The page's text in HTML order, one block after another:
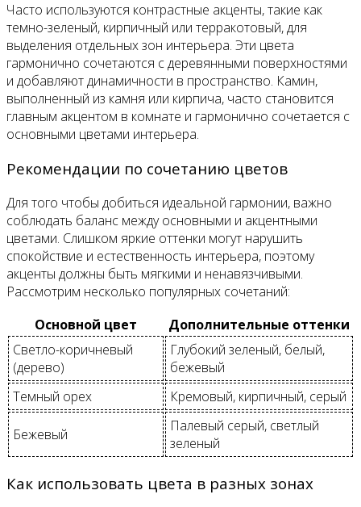
Часто используются контрастные акценты, такие как
темно-зеленый, кирпичный или терракотовый, для
выделения отдельных зон интерьера. Эти цвета
гармонично сочетаются с деревянными поверхностями
и добавляют динамичности в пространство. Камин,
выполненный из камня или кирпича, часто становится
главным акцентом в комнате и гармонично сочетается с
основными цветами интерьера.
Рекомендации по сочетанию цветов
Для того чтобы добиться идеальной гармонии, важно
соблюдать баланс между основными и акцентными
цветами. Слишком яркие оттенки могут нарушить
спокойствие и естественность интерьера, поэтому
акценты должны быть мягкими и ненавязчивыми.
Рассмотрим несколько популярных сочетаний:
Основной цвет
Дополнительные оттенки
Светло-коричневый
(дерево)
Глубокий зеленый, белый,
бежевый
Темный орех
Кремовый, кирпичный, серый
Бежевый
Палевый серый, светлый
зеленый
Как использовать цвета в разных зонах